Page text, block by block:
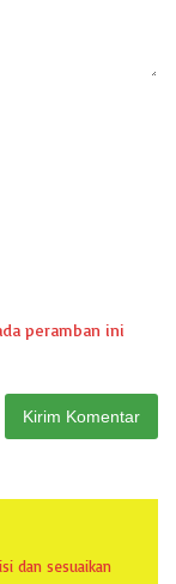
peramban ini
dan sesuaikan